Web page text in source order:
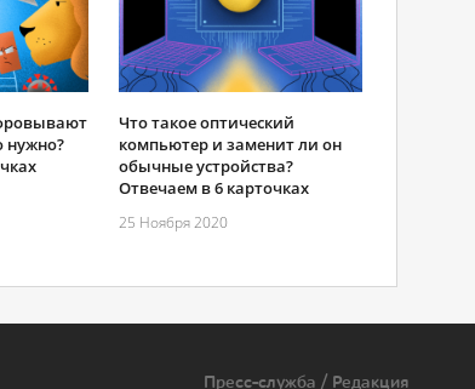
нужно?
Что такое оптический
компьютер и заменит ли он
обычные устройства?
Отвечаем в 6 карточках
25 Ноября 2020
Пресс-служба / Редакция